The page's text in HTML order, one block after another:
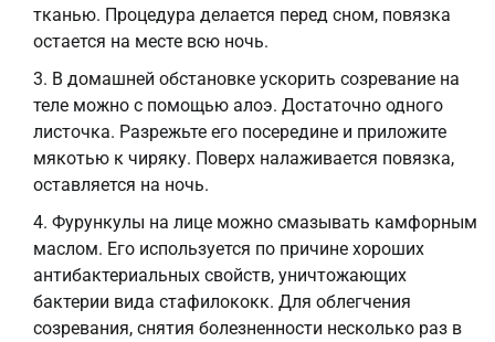
тканью. Процедура делается перед сном, повязка
остается на месте всю ночь.
В домашней обстановке ускорить созревание на
теле можно с помощью алоэ. Достаточно одного
листочка. Разрежьте его посередине и приложите
мякотью к чиряку. Поверх налаживается повязка,
оставляется на ночь.
Фурункулы на лице можно смазывать камфорным
маслом. Его используется по причине хороших
антибактериальных свойств, уничтожающих
бактерии вида стафилококк. Для облегчения
созревания, снятия болезненности несколько раз в